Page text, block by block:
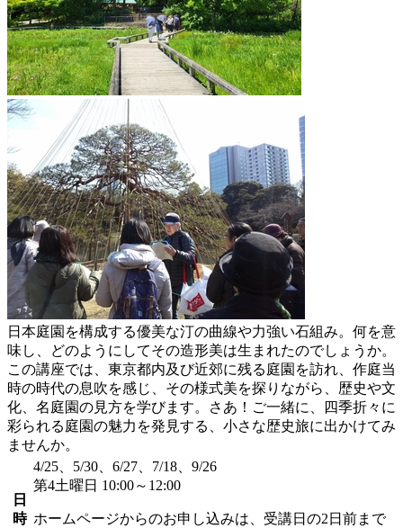
日本庭園を構成する優美な汀の曲線や力強い石組み。何を意
味し、どのようにしてその造形美は生まれたのでしょうか。
この講座では、東京都内及び近郊に残る庭園を訪れ、作庭当
時の時代の息吹を感じ、その様式美を探りながら、歴史や文
化、名庭園の見方を学びます。さあ！ご一緒に、四季折々に
彩られる庭園の魅力を発見する、小さな歴史旅に出かけてみ
ませんか。
日
時
4/25、5/30、6/27、7/18、9/26
第4土曜日 10:00～12:00
ホームページからのお申し込みは、受講日の2日前まで